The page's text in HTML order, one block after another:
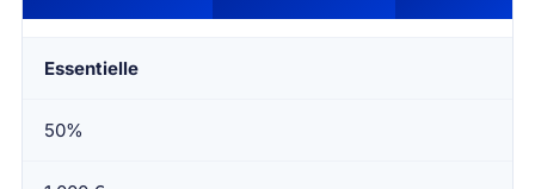
Essentielle
50%